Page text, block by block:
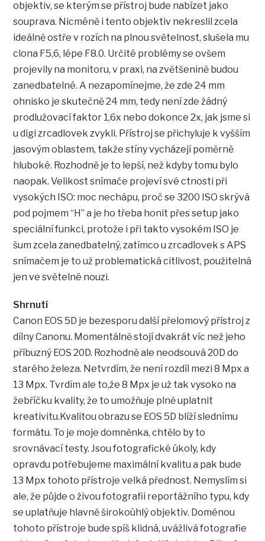
objektiv, se kterým se přístroj bude nabízet jako
souprava. Nicméně i tento objektiv nekreslil zcela
ideálně ostře v rozích na plnou světelnost, slušela mu
clona F5,6, lépe F8.0. Určité problémy se ovšem
projevily na monitoru, v praxi, na zvětšenině budou
zanedbatelné. A nezapomínejme, že zde 24 mm
ohnisko je skutečně 24 mm, tedy není zde žádný
prodlužovací faktor 1,6x nebo dokonce 2x, jak jsme si
u digi zrcadlovek zvykli. Přístroj se přichyluje k vyšším
jasovým oblastem, takže stíny vycházejí poměrně
hluboké. Rozhodně je to lepší, než kdyby tomu bylo
naopak. Velikost snímače projeví své ctnosti při
vysokých ISO: moc nechápu, proč se 3200 ISO skrývá
pod pojmem “H” a je ho třeba honit přes setup jako
speciální funkci, protože i při takto vysokém ISO je
šum zcela zanedbatelný, zatímco u zrcadlovek s APS
snímačem je to už problematická citlivost, použitelná
jen ve světelné nouzi.
Shrnutí
Canon EOS 5D je bezesporu další přelomový přístroj z
dílny Canonu. Momentálně stojí dvakrát víc než jeho
příbuzný EOS 20D. Rozhodně ale neodsouvá 20D do
starého železa. Netvrdím, že není rozdíl mezi 8 Mpx a
13 Mpx. Tvrdím ale to,že 8 Mpx je už tak vysoko na
žebříčku kvality, že to umožňuje plně uplatnit
kreativitu.Kvalitou obrazu se EOS 5D blíží slednímu
formátu. To je moje domněnka, chtělo by to
srovnávací testy. Jsou fotografické úkoly, kdy
opravdu potřebujeme maximální kvalitu a pak bude
13 Mpx tohoto přístroje velká přednost. Nemyslím si
ale, že půjde o živou fotografii reportážního typu, kdy
se uplatňuje hlavně širokoúhlý objektiv. Doménou
tohoto přístroje bude spíš klidná, uvážlivá fotografie